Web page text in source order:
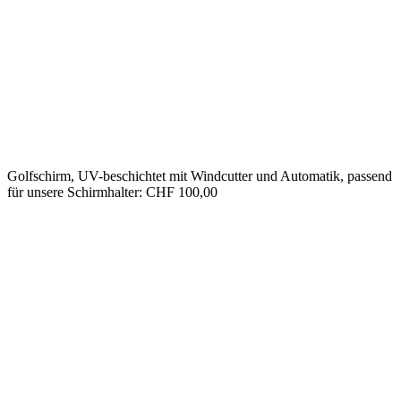
Golfschirm, UV-beschichtet mit Windcutter und Automatik, passend
für unsere Schirmhalter: CHF 100,00